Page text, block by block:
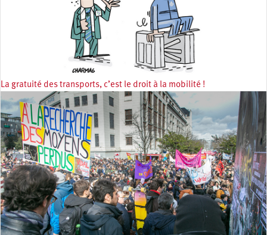
La gratuité des transports, c’est le droit à la mobilité !